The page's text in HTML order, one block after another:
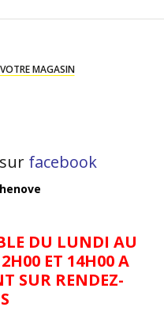
MAGASIN
facebook
DU LUNDI AU
ET 14H00 A
SUR RENDEZ-